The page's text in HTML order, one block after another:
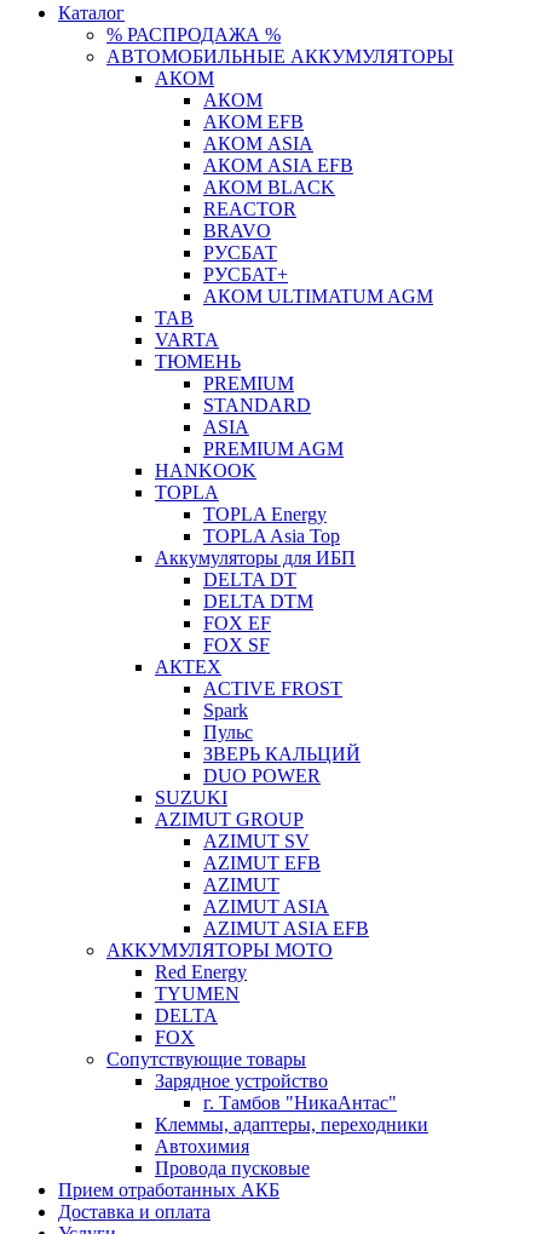
Каталог
% РАСПРОДАЖА %
АВТОМОБИЛЬНЫЕ АККУМУЛЯТОРЫ
АКОМ
АКОМ
АКОМ EFB
АКОМ ASIA
АКОМ ASIA EFB
АКОМ BLACK
REACTOR
BRAVO
РУСБАТ
РУСБАТ+
АКОМ ULTIMATUM AGM
TAB
VARTA
ТЮМЕНЬ
PREMIUM
STANDARD
ASIA
PREMIUM AGM
HANKOOK
TOPLA
TOPLA Energy
TOPLA Asia Top
Аккумуляторы для ИБП
DELTA DT
DELTA DTM
FOX EF
FOX SF
АКТЕХ
ACTIVE FROST
Spark
Пульс
ЗВЕРЬ КАЛЬЦИЙ
DUO POWER
SUZUKI
AZIMUT GROUP
AZIMUT SV
AZIMUT EFB
AZIMUT
AZIMUT ASIA
AZIMUT ASIA EFB
АККУМУЛЯТОРЫ МОТО
Red Energy
TYUMEN
DELTA
FOX
Сопутствующие товары
Зарядное устройство
г. Тамбов "НикаАнтас"
Клеммы, адаптеры, переходники
Автохимия
Провода пусковые
Прием отработанных АКБ
Доставка и оплата